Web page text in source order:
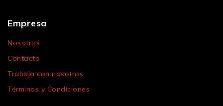
Empresa
Nosotros
Contacto
Trabaja con nosotros
Términos y Condiciones